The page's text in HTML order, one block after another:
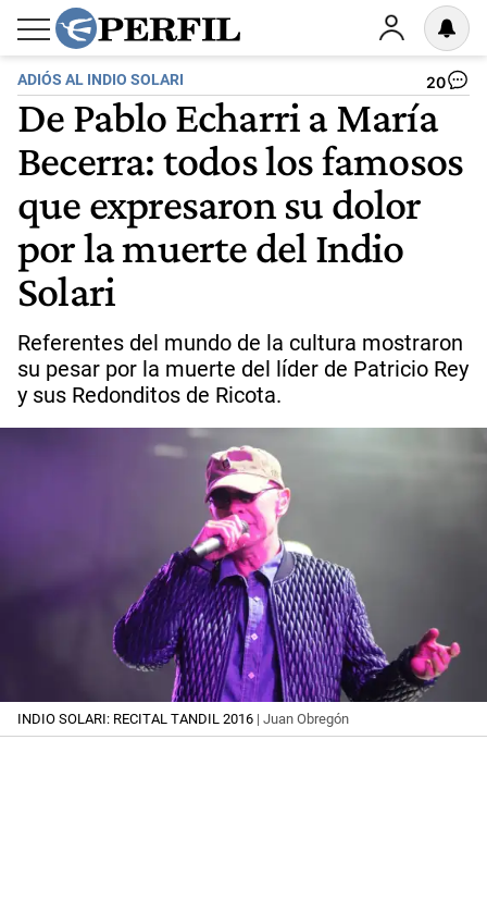
ADIÓS AL INDIO SOLARI 20
De Pablo Echarri a María
Becerra: todos los famosos
que expresaron su dolor
por la muerte del Indio
Solari
Referentes del mundo de la cultura mostraron
su pesar por la muerte del líder de Patricio Rey
y sus Redonditos de Ricota.
INDIO SOLARI: RECITAL TANDIL 2016 | Juan Obregón